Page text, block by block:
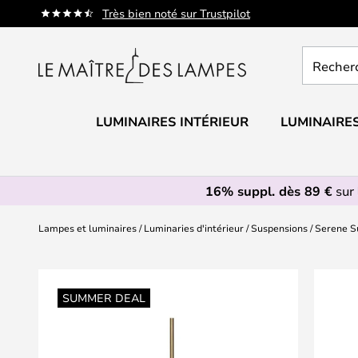
Très bien noté sur Trustpilot
Allez
au
un
LUMINAIRES INTÉRIEUR
16% suppl. dès 89 €sur
Lampes et luminaires Luminaries d'intérieur Suspensions Serene
SUMMER DEAL